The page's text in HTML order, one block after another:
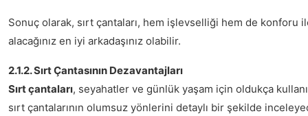
Sonuç olarak, sırt çantaları, hem işlevselliği hem de konforu
alacağınız en iyi arkadaşınız olabilir.
2.1.2. Sırt Çantasının Dezavantajları
Sırt çantaları, seyahatler ve günlük yaşam için oldukça
sırt çantalarının olumsuz yönlerini detaylı bir şekilde